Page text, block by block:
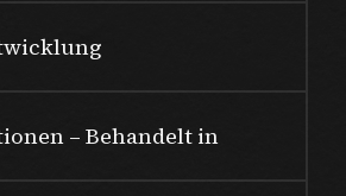
– Behandelt in